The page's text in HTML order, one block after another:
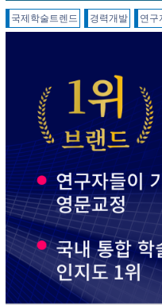
국제학술트렌드 경력개발 연구